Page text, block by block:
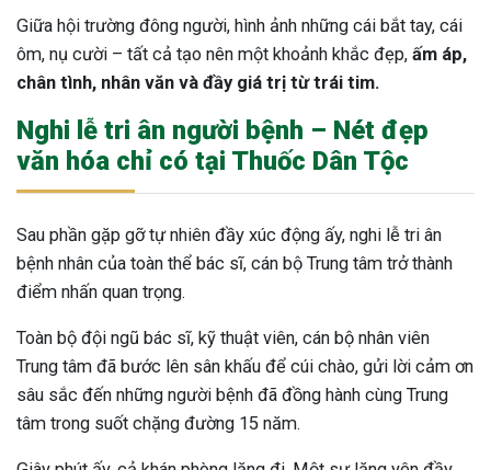
Giữa hội trường đông người, hình ảnh những cái bắt tay, cái
ôm, nụ cười – tất cả tạo nên một khoảnh khắc đẹp, ấm áp,
chân tình, nhân văn và đầy giá trị từ trái tim.
Nghi lễ tri ân người bệnh – Nét đẹp
văn hóa chỉ có tại Thuốc Dân Tộc
Sau phần gặp gỡ tự nhiên đầy xúc động ấy, nghi lễ tri ân
bệnh nhân của toàn thể bác sĩ, cán bộ Trung tâm trở thành
điểm nhấn quan trọng.
Toàn bộ đội ngũ bác sĩ, kỹ thuật viên, cán bộ nhân viên
Trung tâm đã bước lên sân khấu để cúi chào, gửi lời cảm ơn
sâu sắc đến những người bệnh đã đồng hành cùng Trung
tâm trong suốt chặng đường 15 năm.